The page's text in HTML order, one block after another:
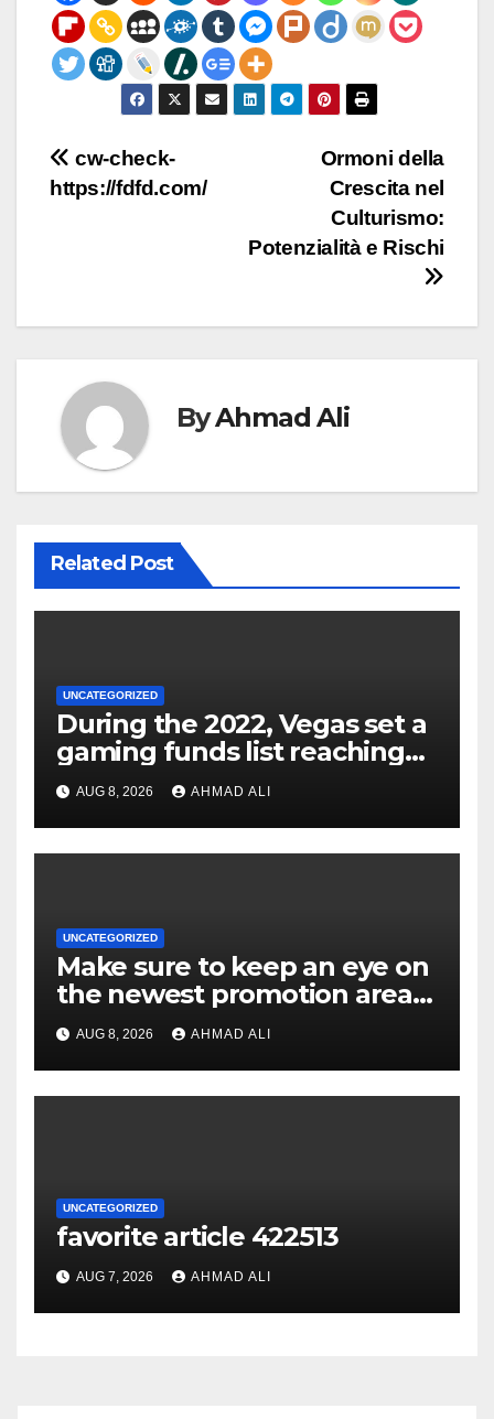
Post
navigation
Ormoni della
Crescita nel
Culturismo:
Potenzialità e Rischi
cw-check-
https://fdfd.com/
ByAhmad Ali
Related Post
UNCATEGORIZED
During the 2022, Vegas set a
gaming funds list reaching
$14AUG 8, 2026 AHMAD ALI
UNCATEGORIZED
Make sure to keep an eye on
the newest promotion area
once logging in to maximise
your winnings
AUG 8, 2026 AHMAD ALI
UNCATEGORIZED
favorite article 422513
AUG 7, 2026 AHMAD ALI